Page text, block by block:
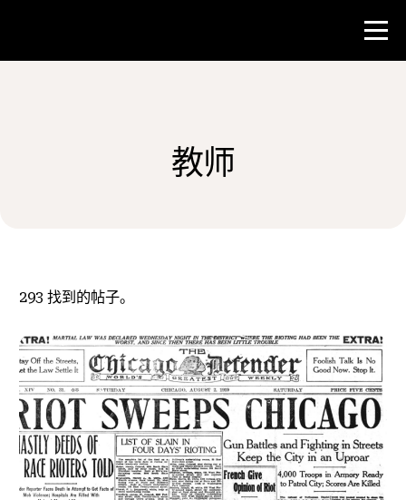
参与其中
教师
293 找到的帖子。